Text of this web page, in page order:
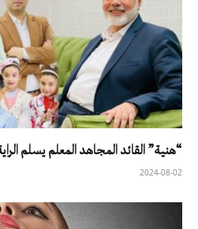
“هنية” القائد المجاهد المعلم يسلم
2024-08-02